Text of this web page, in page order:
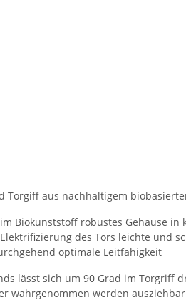
Torgiff aus nachhaltigem
Biokunststoff robustes Gehäuse
des Tors leichte und
optimale Leitfähigkeit
lässt sich um 90 Grad im
werden